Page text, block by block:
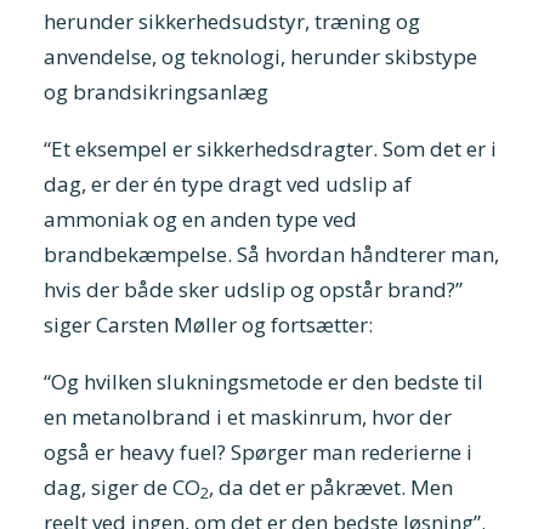
herunder sikkerhedsudstyr, træning og
anvendelse, og teknologi, herunder skibstype
og brandsikringsanlæg
“Et eksempel er sikkerhedsdragter. Som det er i
dag, er der én type dragt ved udslip af
ammoniak og en anden type ved
brandbekæmpelse. Så hvordan håndterer man,
hvis der både sker udslip og opstår brand?”
siger Carsten Møller og fortsætter:
“Og hvilken slukningsmetode er den bedste til
en metanolbrand i et maskinrum, hvor der
også er heavy fuel? Spørger man rederierne i
dag, siger de CO2, da det er påkrævet. Men
reelt ved ingen, om det er den bedste løsning”.